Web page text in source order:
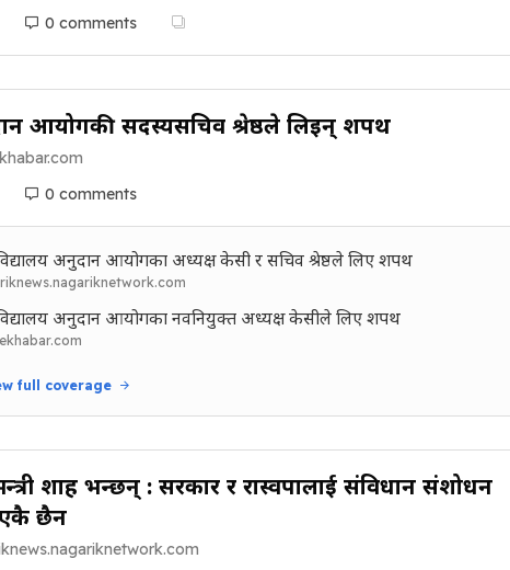
0 comments
आयोगकी सदस्यसचिव श्रेष्ठले लिइन् शपथ
0 comments
अनुदान आयोगका अध्यक्ष केसी र सचिव श्रेष्ठले लिए शपथ
अनुदान आयोगका नवनियुक्त अध्यक्ष केसीले लिए शपथ
full coverage
शाह भन्छन् : सरकार र रास्वपालाई संविधान संशोधन
छैन